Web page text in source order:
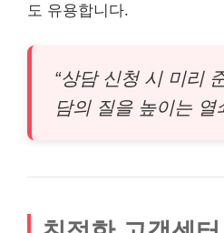
도 유용합니다.
“상담 신청 시 미리
담의 질을 높이는 열